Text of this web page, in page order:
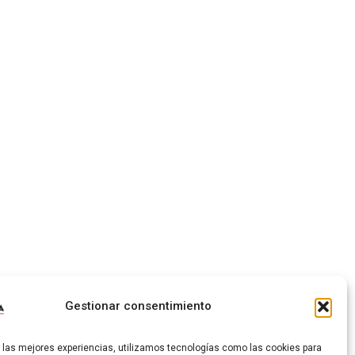
Gestionar consentimiento
las mejores experiencias, utilizamos tecnologías como las cookies para